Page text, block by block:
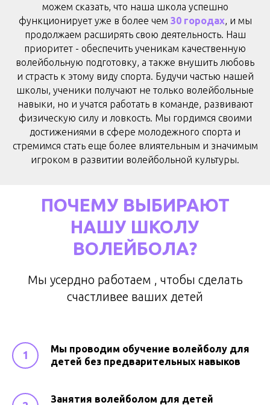
можем сказать, что наша школа успешно
функционирует уже в более чем 30 городах, и мы
продолжаем расширять свою деятельность. Наш
приоритет - обеспечить ученикам качественную
волейбольную подготовку, а также внушить любовь
и страсть к этому виду спорта. Будучи частью нашей
школы, ученики получают не только волейбольные
навыки, но и учатся работать в команде, развивают
физическую силу и ловкость. Мы гордимся своими
достижениями в сфере молодежного спорта и
стремимся стать еще более влиятельным и значимым
игроком в развитии волейбольной культуры.
ПОЧЕМУ ВЫБИРАЮТ
НАШУ ШКОЛУ
ВОЛЕЙБОЛА?
Мы усердно работаем , чтобы сделать
счастливее ваших детей
Мы проводим обучение волейболу для
детей без предварительных навыков
Занятия волейболом для детей